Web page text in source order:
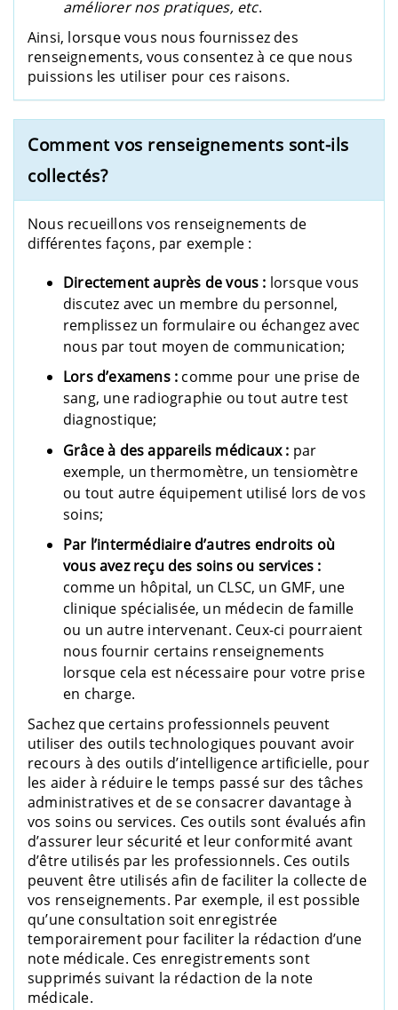
améliorer nos pratiques, etc.
Ainsi, lorsque vous nous fournissez des
renseignements, vous consentez à ce que nous
puissions les utiliser pour ces raisons.
Comment vos renseignements sont-ils
collectés?
Nous recueillons vos renseignements de
différentes façons, par exemple :
Directement auprès de vous : lorsque vous
discutez avec un membre du personnel,
remplissez un formulaire ou échangez avec
nous par tout moyen de communication;
Lors d’examens : comme pour une prise de
sang, une radiographie ou tout autre test
diagnostique;
Grâce à des appareils médicaux : par
exemple, un thermomètre, un tensiomètre
ou tout autre équipement utilisé lors de vos
soins;
Par l’intermédiaire d’autres endroits où
vous avez reçu des soins ou services :
comme un hôpital, un CLSC, un GMF, une
clinique spécialisée, un médecin de famille
ou un autre intervenant. Ceux-ci pourraient
nous fournir certains renseignements
lorsque cela est nécessaire pour votre prise
en charge.
Sachez que certains professionnels peuvent
utiliser des outils technologiques pouvant avoir
recours à des outils d’intelligence artificielle, pour
les aider à réduire le temps passé sur des tâches
administratives et de se consacrer davantage à
vos soins ou services. Ces outils sont évalués afin
d’assurer leur sécurité et leur conformité avant
d’être utilisés par les professionnels. Ces outils
peuvent être utilisés afin de faciliter la collecte de
vos renseignements. Par exemple, il est possible
qu’une consultation soit enregistrée
temporairement pour faciliter la rédaction d’une
note médicale. Ces enregistrements sont
supprimés suivant la rédaction de la note
médicale.